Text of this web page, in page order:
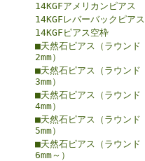
14KGFアメリカンピアス
14KGFレバーバックピアス
14KGFピアス空枠
■天然石ピアス（ラウンド
2mm）
■天然石ピアス（ラウンド
3mm）
■天然石ピアス（ラウンド
4mm）
■天然石ピアス（ラウンド
5mm）
■天然石ピアス（ラウンド
6mm～）